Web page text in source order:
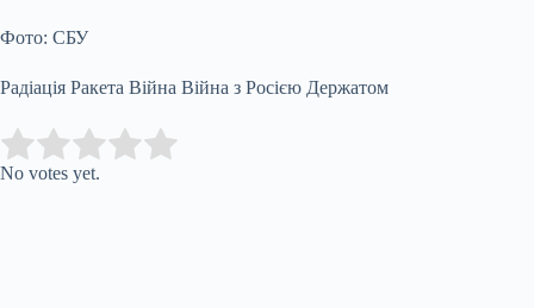
Фото: СБУ
Радіація Ракета Війна Війна з Росією Держатом
Rate this item:
No votes yet.